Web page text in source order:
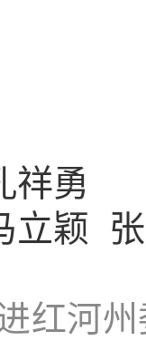
祥勇
立颖 张
红河